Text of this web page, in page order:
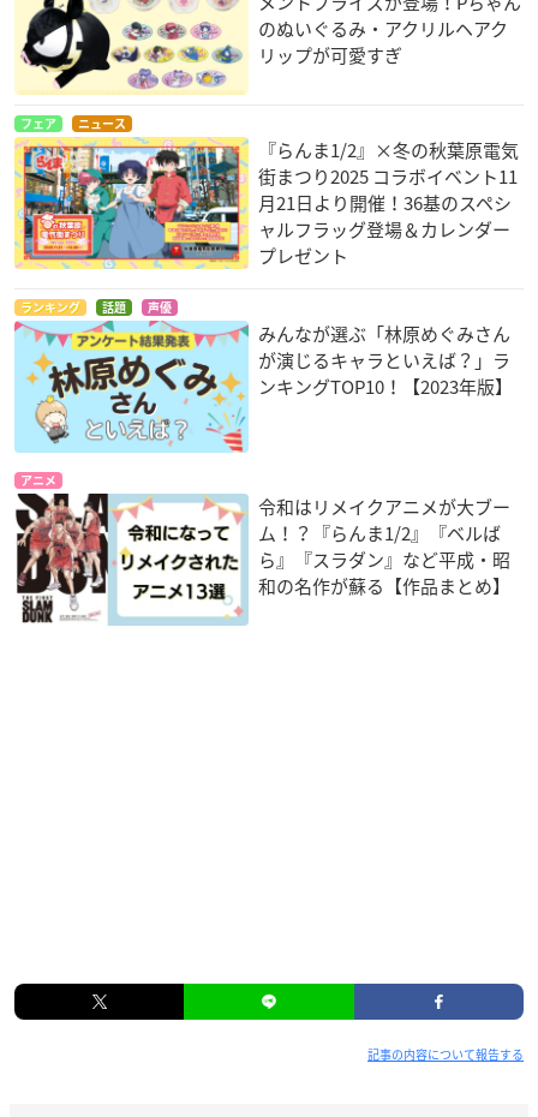
のぬいぐるみ・アクリルヘアク
リップが可愛すぎ
フェア ニュース
『らんま1/2』×冬の秋葉原電気
街まつり2025 コラボイベント11
月21日より開催！36基のスペシ
ャルフラッグ登場＆カレンダー
プレゼント
ランキング 話題 声優
みんなが選ぶ「林原めぐみさん
が演じるキャラといえば？」ラ
ンキングTOP10！【2023年版】
アニメ
令和はリメイクアニメが大ブー
ム！？『らんま1/2』『ベルば
ら』『スラダン』など平成・昭
和の名作が蘇る【作品まとめ】
記事の内容について報告する